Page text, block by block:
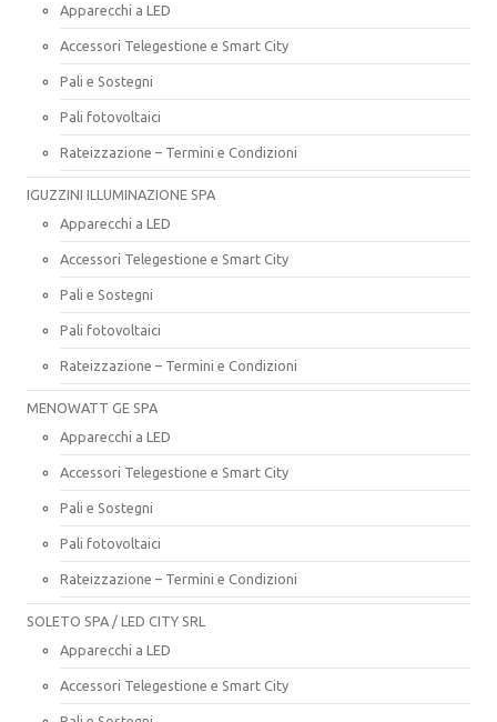
Apparecchi a LED
Accessori Telegestione e Smart City
Pali e Sostegni
Pali fotovoltaici
Rateizzazione – Termini e Condizioni
IGUZZINI ILLUMINAZIONE SPA
Apparecchi a LED
Accessori Telegestione e Smart City
Pali e Sostegni
Pali fotovoltaici
Rateizzazione – Termini e Condizioni
MENOWATT GE SPA
Apparecchi a LED
Accessori Telegestione e Smart City
Pali e Sostegni
Pali fotovoltaici
Rateizzazione – Termini e Condizioni
SOLETO SPA / LED CITY SRL
Apparecchi a LED
Accessori Telegestione e Smart City